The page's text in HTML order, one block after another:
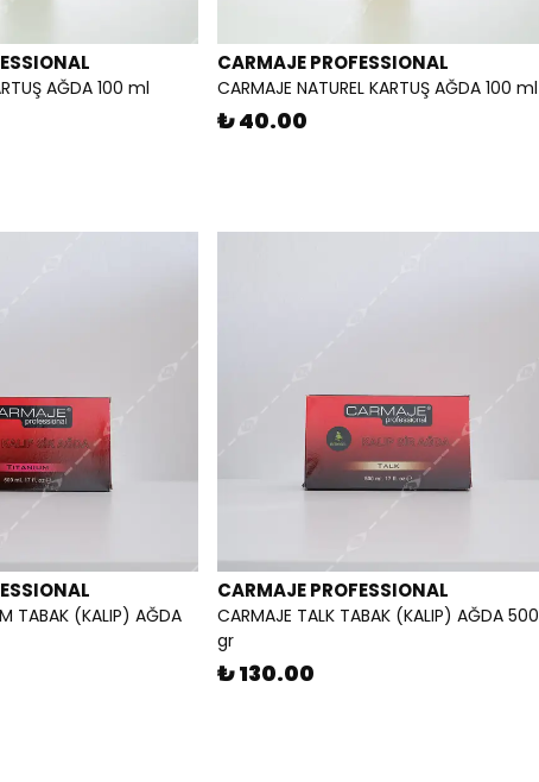
AĞDA 100 ml
CARMAJE PROFESSIONAL
CARMAJE NATUREL KARTUŞ AĞDA 100 ml
₺ 40.00
TABAK (KALIP) AĞDA
CARMAJE PROFESSIONAL
CARMAJE TALK TABAK (KALIP) AĞDA 500
gr
₺ 130.00